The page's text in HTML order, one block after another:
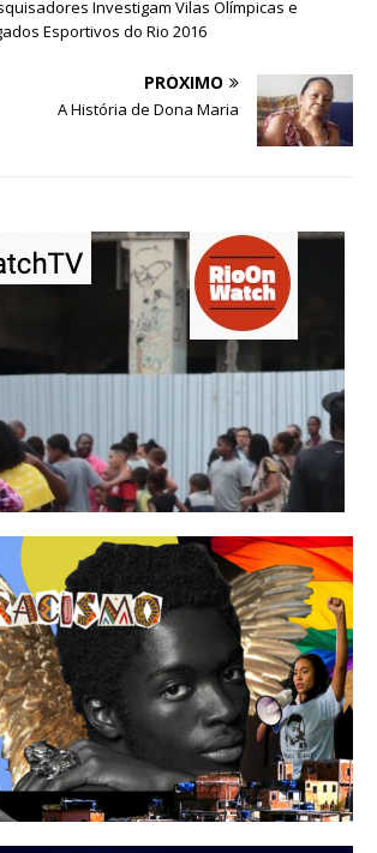
Investigam Vilas Olímpicas e
Esportivos do Rio 2016
PRÓXIMO
A História de Dona Maria